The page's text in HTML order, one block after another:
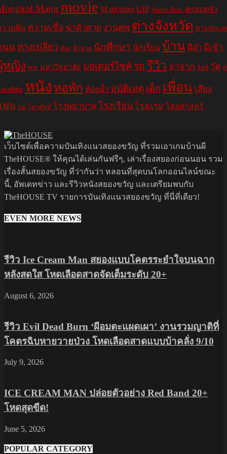
Majormovie M pictures UIP Warner Bros. ครอบครัว
วามฝัน ความเชื่อ ฆ่าตัวตาย งานศพ ต่างจังหวัด ต่างประเ
นนทางเปลี่ยว ท้อง ท้าทาย นักศึกษา นักเรียน บ้าน ผีอำ ผีเข้า
หญิง พระ มหาวิทยาลัย มอเตอร์ไซค์ รถ รีวิว ลาจาก ลิฟท์ วัด
คลฟิล์ม หนัง หอพัก ห้องน้ำ อุบัติเหตุ เด็ก เพื่อน เสียง
ฟน แม่ โทรศัพท์ โรงพยาบาล โรงเรียน โรงแรม ไสยศาสตร์
เว็บไซต์เพื่อความบันเทิงแนวสยองขวัญ ที่รวมเอาเกมบ้านผี
TheHOUSE® ให้คุณได้เล่นกันฟรีๆ, เล่าเรื่องสยองก่อนนอน รวม
เรื่องสั้นสยองขวัญ ที่ว่ากันว่า หลอนที่สุดบนโลกออนไลน์ขณะ
นี้, อัพเดทข่าว และรีวิวหนังสยองขวัญ และเตรียมพบกับ
TheHOUSE TV รายการบันเทิงแนวสยองขวัญ ที่นี่ที่เดียว!
EVEN MORE NEWS
รีวิว Ice Cream Man สยองแบบโคตรระยำใจบนฉาก
หลังสดใส โหดเลือดสาดจัดเต็มระดับ 20+
August 6, 2026
รีวิว Evil Dead Burn ‘ผีอมตะแผดเผา’ งานรวมญาติที่
โคตรฉิบหายวายป่วง โหดเลือดสาดแบบบ้าคลั่ง 9/10
July 9, 2026
ICE CREAM MAN ปล่อยตัวอย่าง Red Band 20+
โหดสุดขีด!
June 5, 2026
POPULAR CATEGORY